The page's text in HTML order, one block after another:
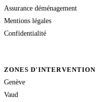
Assurance déménagement
Mentions légales
Confidentialité
ZONES D'INTERVENTION
Genève
Vaud